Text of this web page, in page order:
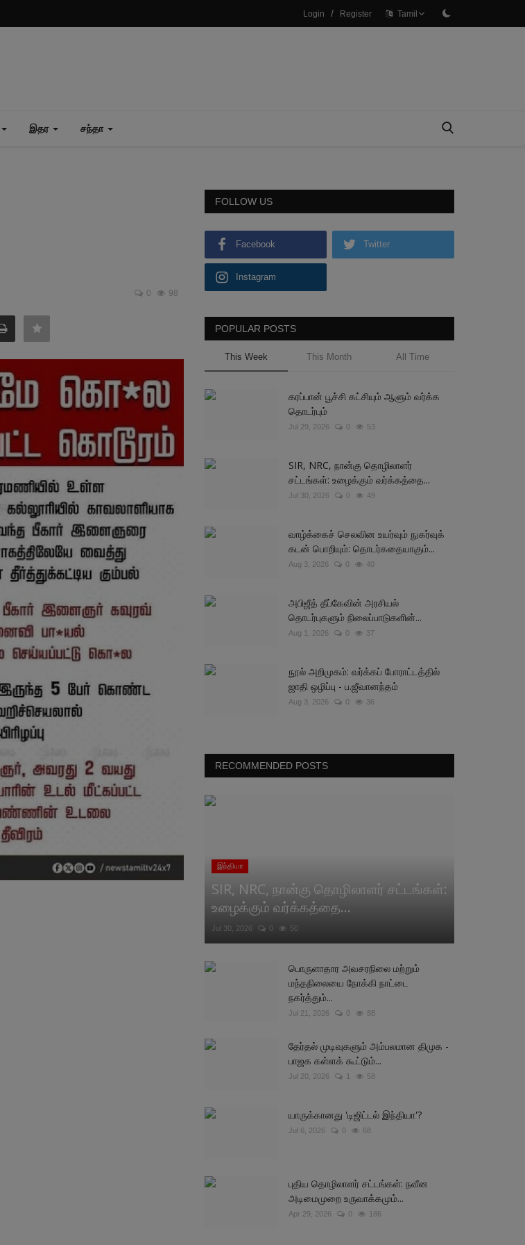
Login / Register Tamil
இதர சந்தா
0 98
FOLLOW US
Facebook Twitter
Instagram
POPULAR POSTS
This Week This Month All Time
கரப்பான் பூச்சி கட்சியும் ஆளும் வர்க்க
தொடர்பும்
Jul 29, 2026 0 53
SIR, NRC, நான்கு தொழிலாளர்
சட்டங்கள்: உழைக்கும் வர்க்கத்தை...
Jul 30, 2026 0 49
வாழ்க்கைச் செலவின உயர்வும் நுகர்வுக்
கடன் பொறியும்: தொடர்கதையாகும்...
Aug 3, 2026 0 40
அபிஜீத் தீப்கேவின் அரசியல்
தொடர்புகளும் நிலைப்பாடுகளின்...
Aug 1, 2026 0 37
நூல் அறிமுகம்: வர்க்கப் போராட்டத்தில்
ஜாதி ஒழிப்பு - ப.ஜீவானந்தம்
Aug 3, 2026 0 36
RECOMMENDED POSTS
இந்தியா
SIR, NRC, நான்கு தொழிலாளர் சட்டங்கள்:
உழைக்கும் வர்க்கத்தை...
Jul 30, 2026 0 50
பொருளாதார அவசரநிலை மற்றும்
மந்தநிலையை நோக்கி நாட்டை
நகர்த்தும்...
Jul 21, 2026 0 88
தேர்தல் முடிவுகளும் அம்பலமான திமுக -
பாஜக கள்ளக் கூட்டும்...
Jul 20, 2026 1 58
யாருக்கானது 'டிஜிட்டல் இந்தியா'?
Jul 6, 2026 0 68
புதிய தொழிலாளர் சட்டங்கள்: நவீன
அடிமைமுறை உருவாக்கமும்...
Apr 29, 2026 0 186